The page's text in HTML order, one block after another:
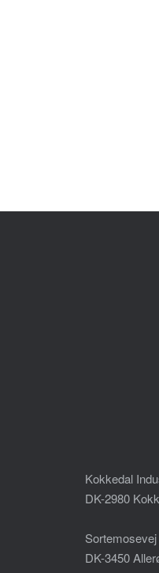
Kokkedal
DK-2980
Sortemosevej
DK-3450